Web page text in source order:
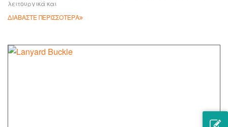
λειτουργικά και
ΔΙΑΒΑΣΤΕ ΠΕΡΙΣΣΟΤΕΡΑ